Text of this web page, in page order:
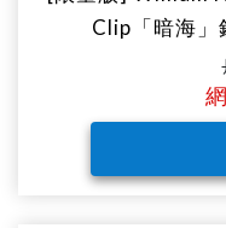
Clip「暗海」